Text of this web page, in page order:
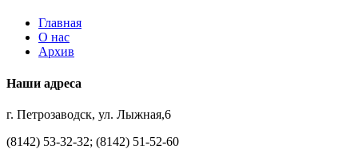
Главная
О нас
Архив
Наши адреса
г. Петрозаводск, ул. Лыжная,6
(8142) 53-32-32; (8142) 51-52-60